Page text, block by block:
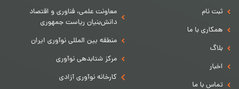
ثبت نام
همکاری با ما
بلاگ
اخبار
تماس با ما
معاونت علمی، فناوری و اقتصاد
دانش‌بنیان ریاست جمهوری
منطقه بین المللی نوآوری ایران
مرکز شتابدهی نوآوری
کارخانه نوآوری آزادی